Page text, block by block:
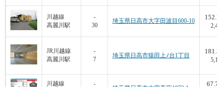
川越線
高麗川駅
-
30
埼玉県日高市大字田波目600-10
JR川越線
高麗川駅
-
7
埼玉県日高市猿田上ﾉ台1丁目
川越線
-
67.75